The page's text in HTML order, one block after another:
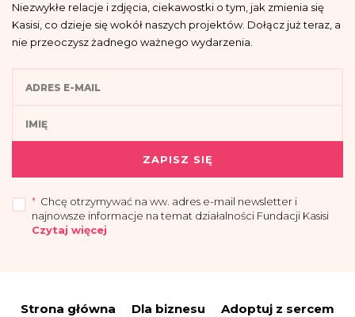
Niezwykłe relacje i zdjęcia, ciekawostki o tym, jak zmienia się
Kasisi, co dzieje się wokół naszych projektów. Dołącz już teraz, a
nie przeoczysz żadnego ważnego wydarzenia.
ZAPISZ SIĘ
* Chcę otrzymywać na ww. adres e-mail newsletter i
najnowsze informacje na temat działalności Fundacji Kasisi
Czytaj więcej
Administrator wyznaczył Inspektora Danych Osobowych, z którym można się
Strona główna Dla biznesu
Adoptuj z sercem